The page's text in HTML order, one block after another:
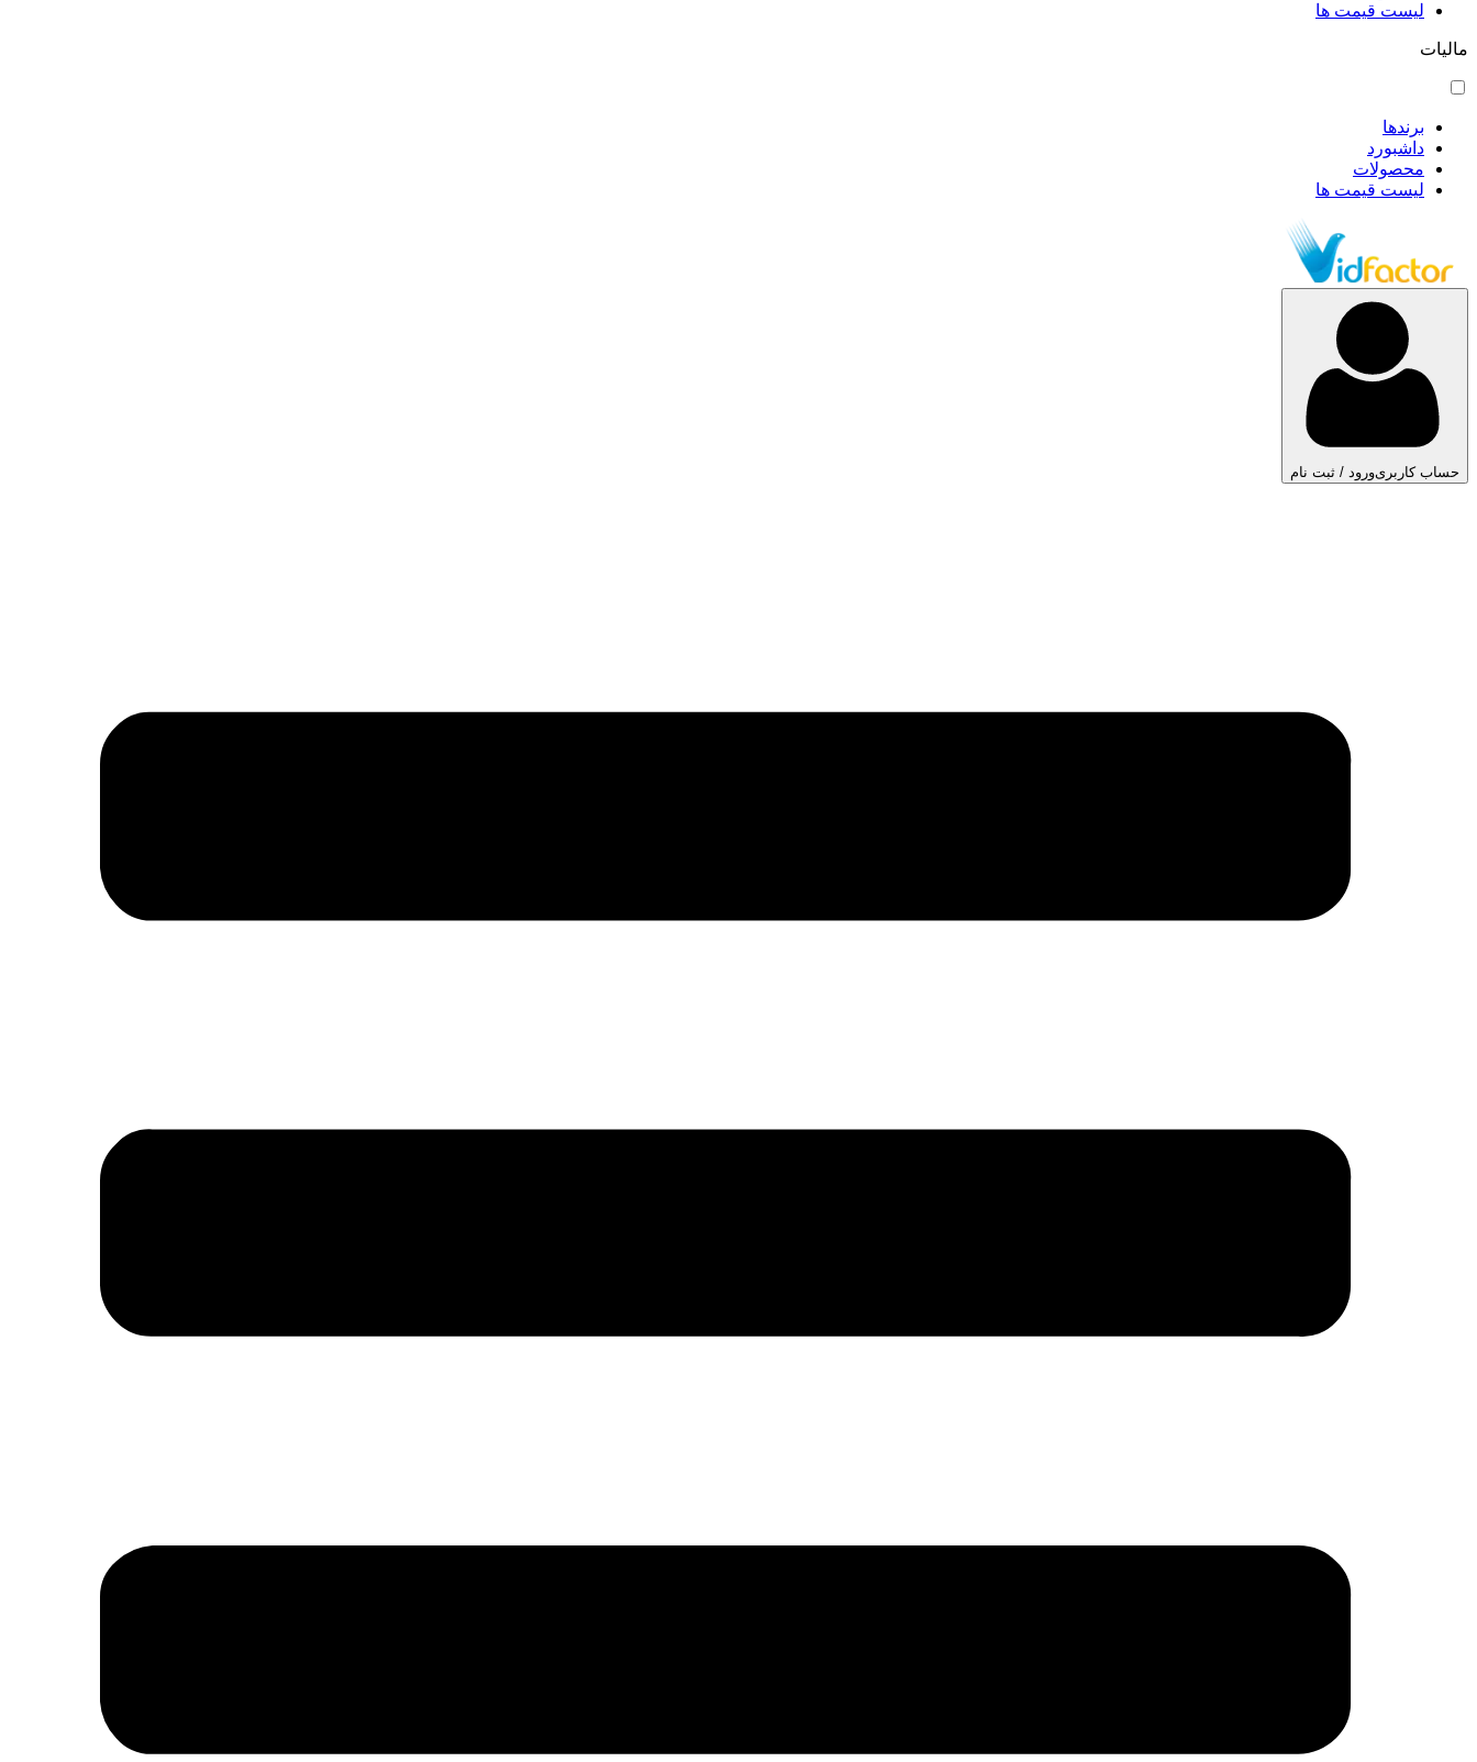
لیست قیمت ها
مالیات
برندها
داشبورد
محصولات
لیست قیمت ها
حساب کاربریورود / ثبت نام